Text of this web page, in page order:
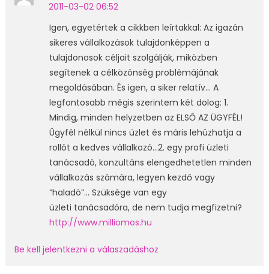
2011-03-02 06:52
Igen, egyetértek a cikkben leírtakkal: Az igazán
sikeres vállalkozások tulajdonképpen a
tulajdonosok céljait szolgálják, miközben
segítenek a célközönség problémájának
megoldásában. És igen, a siker relatív… A
legfontosabb mégis szerintem két dolog: 1.
Mindig, minden helyzetben az ELSŐ AZ ÜGYFÉL!
Ügyfél nélkül nincs üzlet és máris lehúzhatja a
rollót a kedves vállalkozó…2. egy profi üzleti
tanácsadó, konzultáns elengedhetetlen minden
vállalkozás számára, legyen kezdő vagy
“haladó”… Szüksége van egy
üzleti tanácsadóra, de nem tudja megfizetni?
http://www.milliomos.hu
Be kell jelentkezni a válaszadáshoz